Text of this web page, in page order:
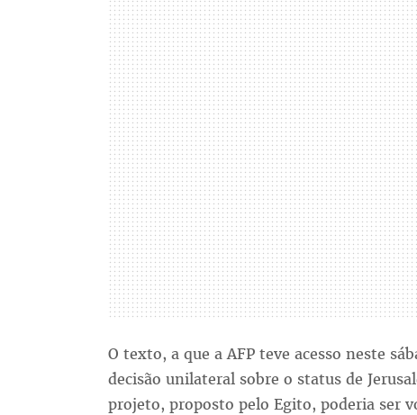
O texto, a que a AFP teve acesso neste
decisão unilateral sobre o status de
projeto, proposto pelo Egito, poderia ser